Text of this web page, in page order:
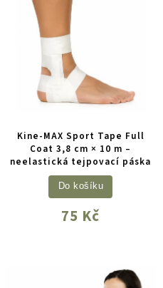
Kine-MAX Sport Tape Full
Coat 3,8 cm × 10 m –
neelastická tejpovací páska
75 Kč
Do košíku